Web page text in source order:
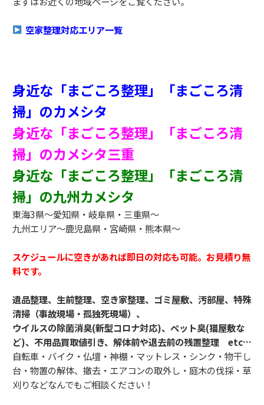
空家整理対応エリア一覧
身近な「まごころ整理」「まごころ清
掃」のカメシタ
身近な「まごころ整理」「まごころ清
掃」のカメシタ三重
身近な「まごころ整理」「まごころ清
掃」の九州カメシタ
東海3県～愛知県・岐阜県・三重県～
九州エリア～鹿児島県・宮崎県・熊本県～
スケジュールに空きがあれば即日の対応も可能。お見積り無
料です。
遺品整理、生前整理、空き家整理、ゴミ屋敷、汚部屋、特殊
清掃（事故現場・孤独死現場）、
ウイルスの除菌消臭(新型コロナ対応)、ペット臭(猫屋敷な
ど)、不用品買取値引き、解体前や退去前の残置整理 etc…
自転車・バイク・仏壇・神棚・マットレス・シンク・物干し
台・物置の解体、撤去・エアコンの取外し・庭木の伐採・草
刈りなどなんでもご相談ください！